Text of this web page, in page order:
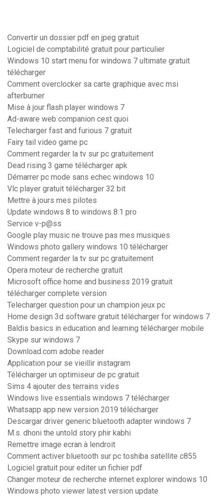
Convertir un dossier pdf en jpeg gratuit
Logiciel de comptabilité gratuit pour particulier
Windows 10 start menu for windows 7 ultimate gratuit
télécharger
Comment overclocker sa carte graphique avec msi
afterburner
Mise à jour flash player windows 7
Ad-aware web companion cest quoi
Telecharger fast and furious 7 gratuit
Fairy tail video game pc
Comment regarder la tv sur pc gratuitement
Dead rising 3 game télécharger apk
Démarrer pc mode sans echec windows 10
Vlc player gratuit télécharger 32 bit
Mettre à jours mes pilotes
Update windows 8 to windows 8.1 pro
Service v-p@ss
Google play music ne trouve pas mes musiques
Windows photo gallery windows 10 télécharger
Comment regarder la tv sur pc gratuitement
Opera moteur de recherche gratuit
Microsoft office home and business 2019 gratuit
télécharger complete version
Telecharger question pour un champion jeux pc
Home design 3d software gratuit télécharger for windows 7
Baldis basics in education and learning télécharger mobile
Skype sur windows 7
Download.com adobe reader
Application pour se vieillir instagram
Télécharger un optimiseur de pc gratuit
Sims 4 ajouter des terrains vides
Windows live essentials windows 7 télécharger
Whatsapp app new version 2019 télécharger
Descargar driver generic bluetooth adapter windows 7
M.s. dhoni the untold story phir kabhi
Remettre image ecran à lendroit
Comment activer bluetooth sur pc toshiba satellite c855
Logiciel gratuit pour editer un fichier pdf
Changer moteur de recherche internet explorer windows 10
Windows photo viewer latest version update